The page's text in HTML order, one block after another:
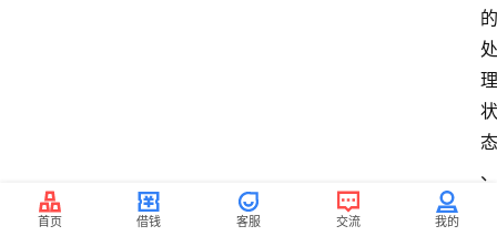
的
处
理
状
态
、
首页 借钱 客服 交流 我的